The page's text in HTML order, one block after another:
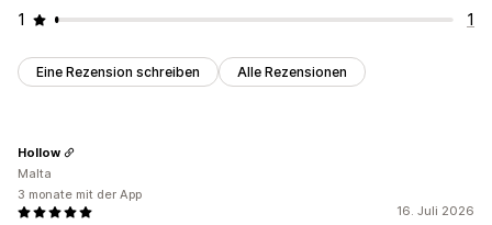
1
1
Eine Rezension schreiben Alle Rezensionen
16. Juli 2026
Hollow
Malta
3 monate mit der App